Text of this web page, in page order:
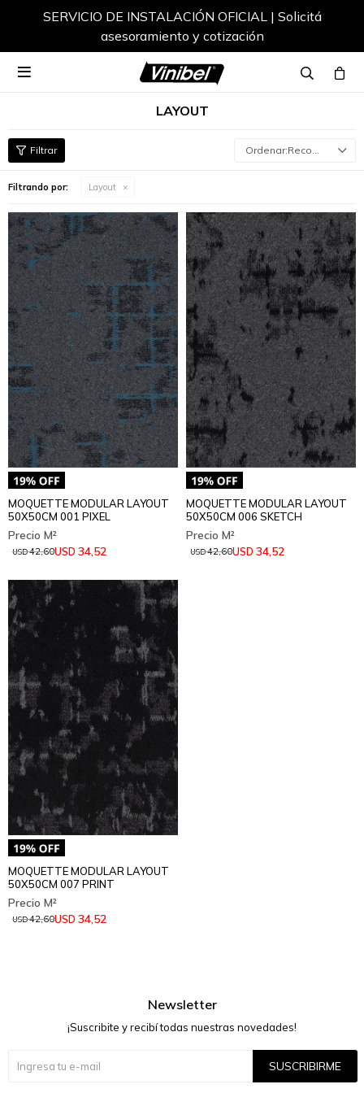
SERVICIO DE INSTALACIÓN OFICIAL | Solicitá
asesoramiento y cotización

LAYOUT
Recomendados
Filtrando por: Layout
MOQUETTE MODULAR LAYOUT
50X50CM 001 PIXEL
USD 34,52
USD42,60
MOQUETTE MODULAR LAYOUT
50X50CM 006 SKETCH
USD 34,52
USD42,60
MOQUETTE MODULAR LAYOUT
50X50CM 007 PRINT
USD 34,52
USD42,60
Newsletter
¡Suscribite y recibí todas nuestras novedades!
SUSCRIBIRME